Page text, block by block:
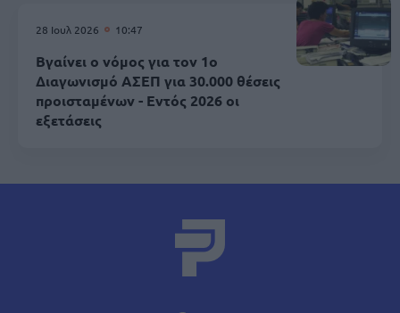
28 Ιουλ 2026 10:47
Βγαίνει ο νόμος για τον 1ο
Διαγωνισμό ΑΣΕΠ για 30.000 θέσεις
προισταμένων - Εντός 2026 οι
εξετάσεις